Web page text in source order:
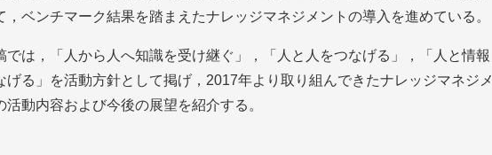
，ベンチマーク結果を踏まえたナレッジマネジメントの導入を進めている。
では，「人から人へ知識を受け継ぐ」，「人と人をつなげる」，「人と情報
げる」を活動方針として掲げ，2017年より取り組んできたナレッジマネジメ
活動内容および今後の展望を紹介する。